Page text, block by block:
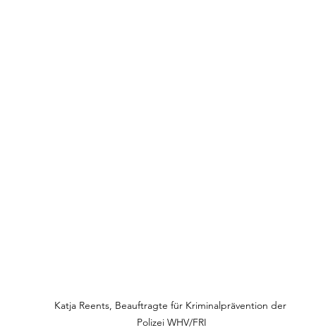
Katja Reents, Beauftragte für Kriminalprävention der
Polizei WHV/FRI